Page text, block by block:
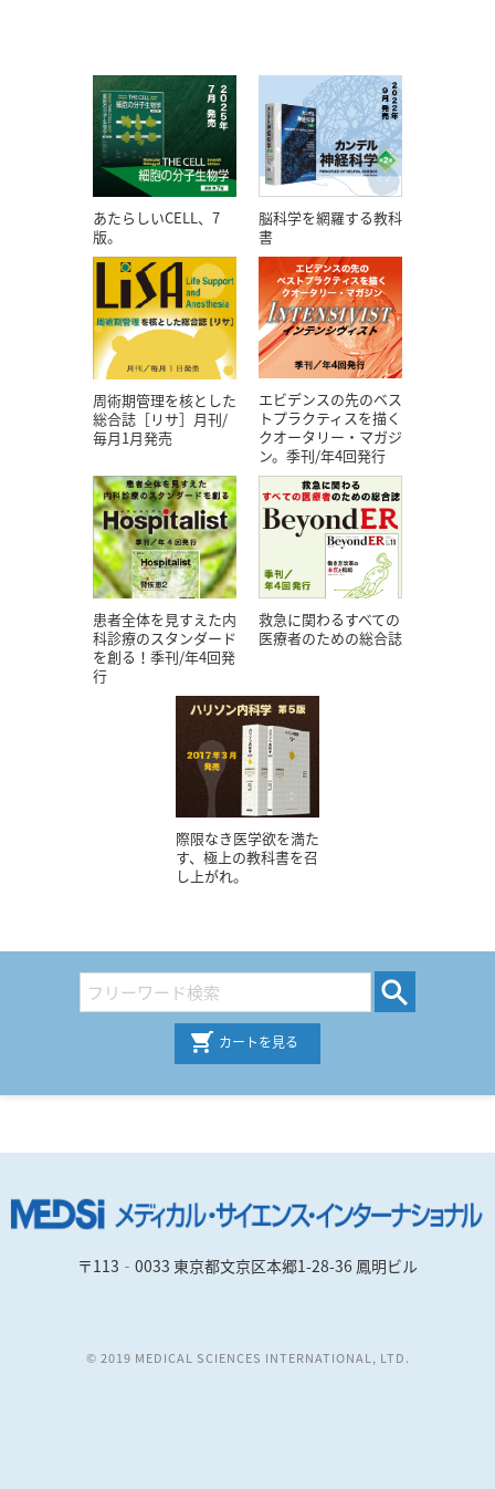
あたらしいCELL、7
版。
脳科学を網羅する教科
書
周術期管理を核とした
総合誌［リサ］月刊/
毎月1月発売
エビデンスの先のベス
トプラクティスを描く
クオータリー・マガジ
ン。季刊/年4回発行
患者全体を見すえた内
科診療のスタンダード
を創る！季刊/年4回発
行
救急に関わるすべての
医療者のための総合誌
際限なき医学欲を満た
す、極上の教科書を召
し上がれ。
カートを見る
〒113‐0033 東京都文京区本郷1-28-36 鳳明ビル
© 2019 MEDICAL SCIENCES INTERNATIONAL, LTD.